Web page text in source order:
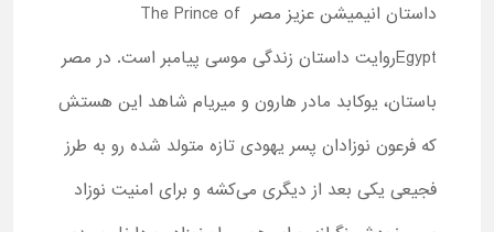
داستان انیمیشن عزیز مصر The Prince of
Egyptروایت داستان زندگی موسی پیامبر است. در مصر
باستان، یوکابد مادر هارون و میریام شاهد این هستش
که فرعون نوزادان پسر یهودی تازه متولد شده رو به طرز
فجیعی یکی بعد از دیگری می‌کشه و برای امنیت نوزاد